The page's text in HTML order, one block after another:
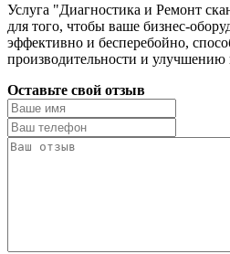
Услуга "Диагностика и Ремонт
для того, чтобы ваше бизнес-
эффективно и бесперебойно,
производительности и улучшению
Оставьте свой отзыв